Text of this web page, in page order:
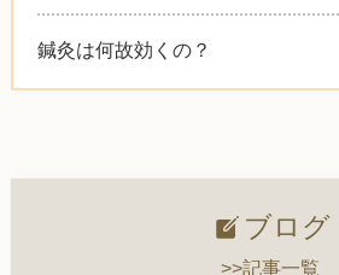
鍼灸は何故効くの？
ブログ
>>記事一覧